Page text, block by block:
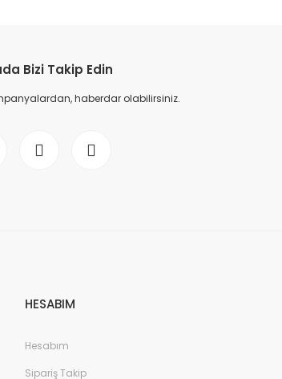
Bizi Takip Edin
haberdar olabilirsiniz.
HESABIM
Hesabım
Sipariş Takip